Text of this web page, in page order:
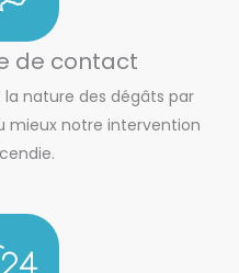
de contact
la nature des dégâts par
mieux notre intervention